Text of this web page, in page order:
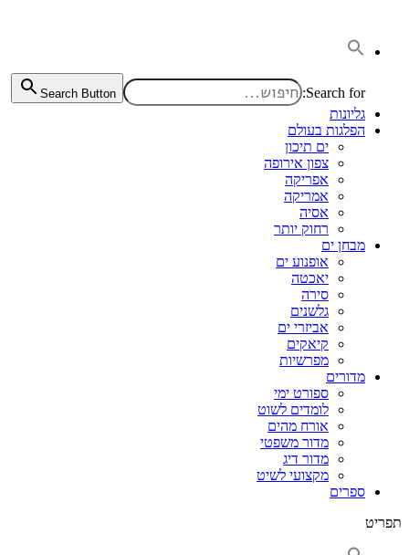
Search for:
Search Button
גליונות
הפלגות בעולם
ים תיכון
צפון אירופה
אפריקה
אמריקה
אסיה
רחוק יותר
מבחן ים
אופנוע ים
יאכטה
סירה
גלשנים
אביזרי ים
קיאקים
מפרשיות
מדורים
ספורט ימי
לומדים לשוט
אורח מהים
מדור משפטי
מדור דיג
מקצועי לשיט
ספרים
תפריט